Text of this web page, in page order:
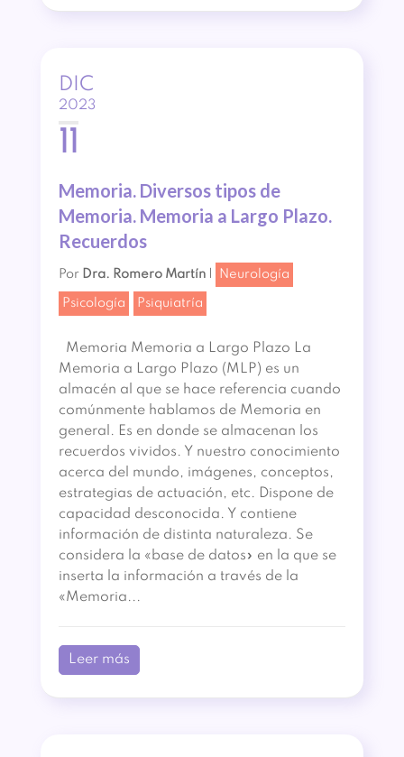
DIC
2023
Memoria. Diversos tipos de
Memoria. Memoria a Largo Plazo.
Recuerdos
Por Dra. Romero Martín| Neurología
Psicología Psiquiatría
Memoria Memoria a Largo Plazo La
Memoria a Largo Plazo (MLP) es un
almacén al que se hace referencia cuando
comúnmente hablamos de Memoria en
general. Es en donde se almacenan los
recuerdos vividos. Y nuestro conocimiento
acerca del mundo, imágenes, conceptos,
estrategias de actuación, etc. Dispone de
capacidad desconocida. Y contiene
información de distinta naturaleza. Se
considera la «base de datos» en la que se
inserta la información a través de la
«Memoria...
Leer más